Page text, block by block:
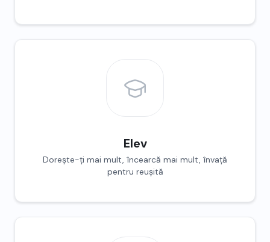
Elev
Dorește-ți mai mult, încearcă mai mult, învață
pentru reușită